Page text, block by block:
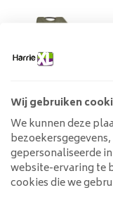
Wij gebruiken
We kunnen deze
gepersonaliseerde
website-ervaring te
cookies die we